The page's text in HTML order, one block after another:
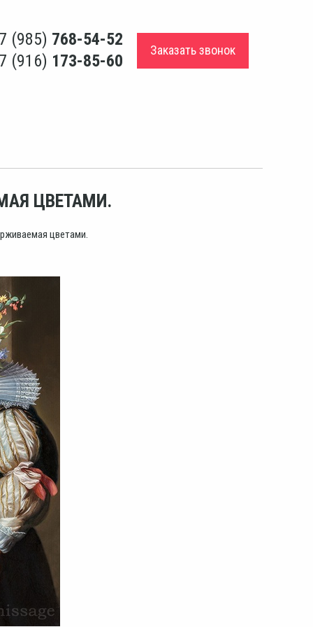
(985) 768-54-52
(916) 173-85-60
Заказать звонок
ЦВЕТАМИ.
цветами.